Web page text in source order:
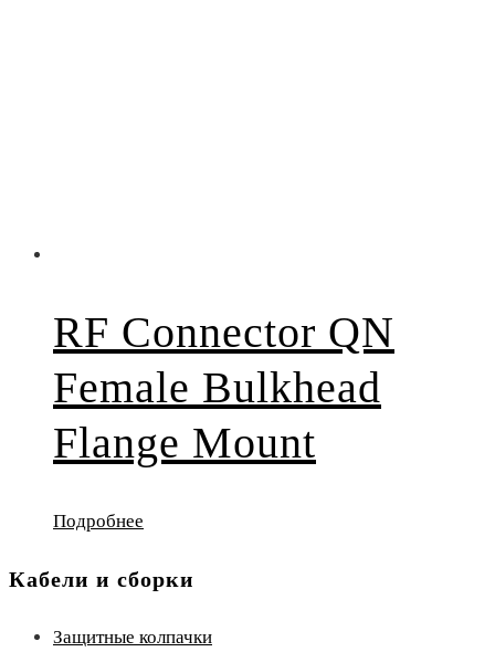
RF Connector QN
Female Bulkhead
Flange Mount
Подробнее
Кабели и сборки
Защитные колпачки